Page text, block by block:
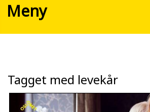
Meny
Tagget med levekår